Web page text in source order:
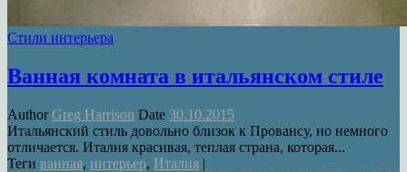
Стили интерьера
Ванная комната в итальянском стиле
AuthorGreg Harrison Date 30.10.2015
Итальянский стиль довольно близок к Провансу, но немного
отличается. Италия красивая, теплая страна, которая...
Теги ванная, интерьер, Италия |